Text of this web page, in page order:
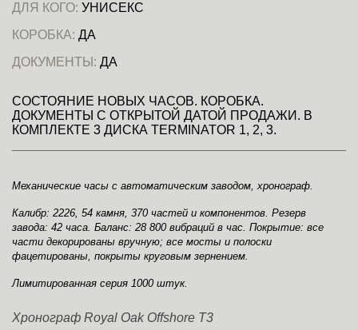
ДЛЯ КОГО: УНИСЕКС
КОРОБКА: ДА
ДОКУМЕНТЫ: ДА
СОСТОЯНИЕ НОВЫХ ЧАСОВ. КОРОБКА.
ДОКУМЕНТЫ С ОТКРЫТОЙ ДАТОЙ ПРОДАЖИ. В
КОМПЛЕКТЕ 3 ДИСКА TERMINATOR 1, 2, 3.
Механические часы с автоматическим заводом, хронограф.
Калибр: 2226, 54 камня, 370 частей и компонентов. Резерв
завода: 42 часа. Баланс: 28 800 вибраций в час. Покрытие: все
части декорированы вручную; все мосты и полоски
фацетированы, покрыты круговым зернением.
Лимитированная серия 1000 штук.
Хронограф Royal Oak Offshore T3